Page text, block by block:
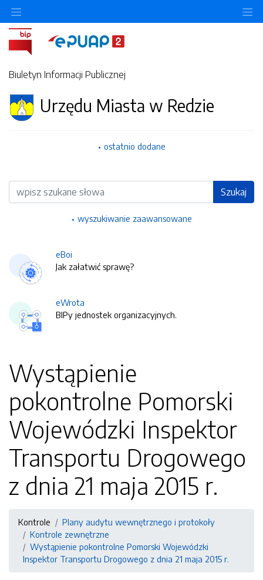
Biuletyn Informacji Publicznej
Urzędu Miasta w Redzie
ostatnio dodane
Wyszukiwarka Szukaj
wyszukiwanie zaawansowane
eBoi
Jak załatwić sprawę?
eWrota
BIPy jednostek organizacyjnych.
Wystąpienie
pokontrolne Pomorski
Wojewódzki Inspektor
Transportu Drogowego
z dnia 21 maja 2015 r.
Kontrole
Plany audytu wewnętrznego i protokoły
Kontrole zewnętrzne
Wystąpienie pokontrolne Pomorski Wojewódzki
Inspektor Transportu Drogowego z dnia 21 maja 2015 r.